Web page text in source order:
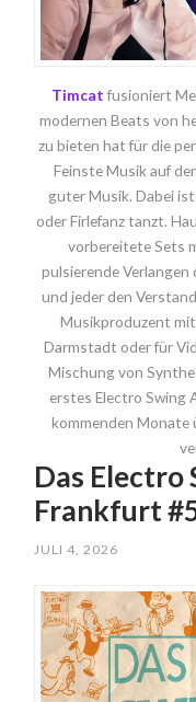
Timcatfusioniert
modernen Beats von
zu bieten hat für die
Feinste Musik auf
guter Musik. Dabei
oder Firlefanz tanzt.
vorbereitete Sets
pulsierende Verlangen
und jeder den
Musikproduzent
Darmstadt oder für
Mischung von
erstes Electro Swing
kommenden Monate
Das Electro
Frankfurt
JULI 4, 2026